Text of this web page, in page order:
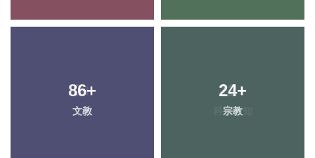
86+
文教
24+
宗教
0+
大陸
12+
科技新知